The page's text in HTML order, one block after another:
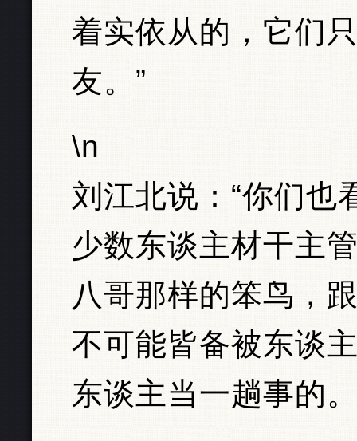
着实依从的，它们
友。”
\n
刘江北说：“你们也
少数东谈主材干主
八哥那样的笨鸟，
不可能皆备被东谈
东谈主当一趟事的